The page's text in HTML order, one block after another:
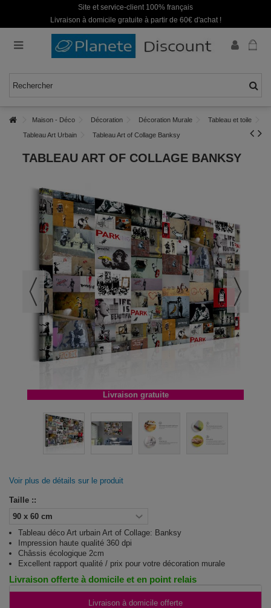
Site et service-client 100% français
Livraison à domicile gratuite à partir de 60€ d'achat !
Maison - Déco Décoration Décoration Murale Tableau et toile
Tableau Art Urbain Tableau Art of Collage Banksy
TABLEAU ART OF COLLAGE BANKSY
Livraison gratuite
Voir plus de détails sur le produit
Taille ::
Tableau déco Art urbain Art of Collage: Banksy
Impression haute qualité 360 dpi
Châssis écologique 2cm
Excellent rapport qualité / prix pour votre décoration murale
Livraison offerte à domicile et en point relais
Livraison à domicile offerte